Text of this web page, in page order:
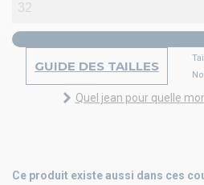
GUIDE DES TAILLES
Quel jean pour quelle
Ce produit existe aussi dans ces